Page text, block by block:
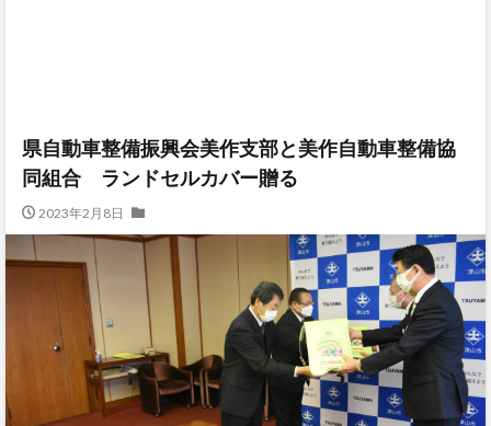
県自動車整備振興会美作支部と美作自動車整備協
同組合 ランドセルカバー贈る
2023年2月8日